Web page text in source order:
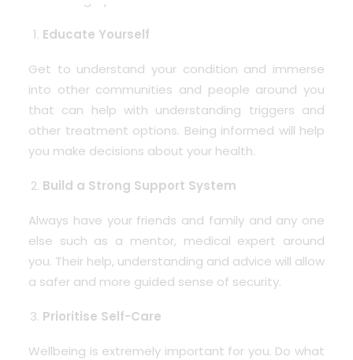
Educate Yourself
Get to understand your condition and immerse
into other communities and people around you
that can help with understanding triggers and
other treatment options. Being informed will help
you make decisions about your health.
Build a Strong Support System
Always have your friends and family and any one
else such as a mentor, medical expert around
you. Their help, understanding and advice will allow
a safer and more guided sense of security.
Prioritise Self-Care
Wellbeing is extremely important for you. Do what